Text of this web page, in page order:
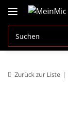
Zurück zur Liste